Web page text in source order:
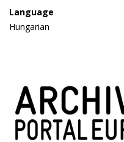
Language
Hungarian